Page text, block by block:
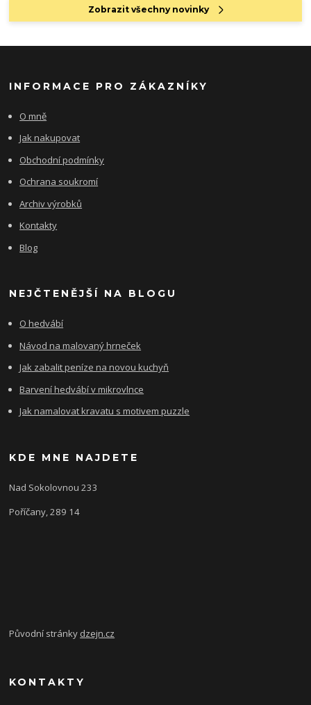
Zobrazit všechny novinky
INFORMACE PRO ZÁKAZNÍKY
O mně
Jak nakupovat
Obchodní podmínky
Ochrana soukromí
Archiv výrobků
Kontakty
Blog
NEJČTENĚJŠÍ NA BLOGU
O hedvábí
Návod na malovaný hrneček
Jak zabalit peníze na novou kuchyň
Barvení hedvábí v mikrovlnce
Jak namalovat kravatu s motivem puzzle
KDE MNE NAJDETE
Nad Sokolovnou 233
Poříčany, 289 14
Původní stránky dzejn.cz
KONTAKTY